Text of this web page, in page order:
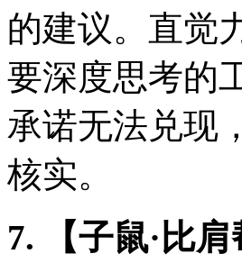
的建议。直觉
要深度思考的
承诺无法兑现，
核实。
7. 【子鼠·比